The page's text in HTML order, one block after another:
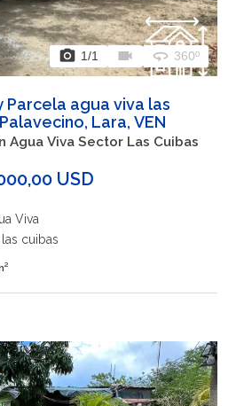
photo_camera 1/1 videocam 360 360º
Parcela agua viva las
Lara, VEN
Agua Viva Sector Las Cuibas
USD
Viva
cuibas